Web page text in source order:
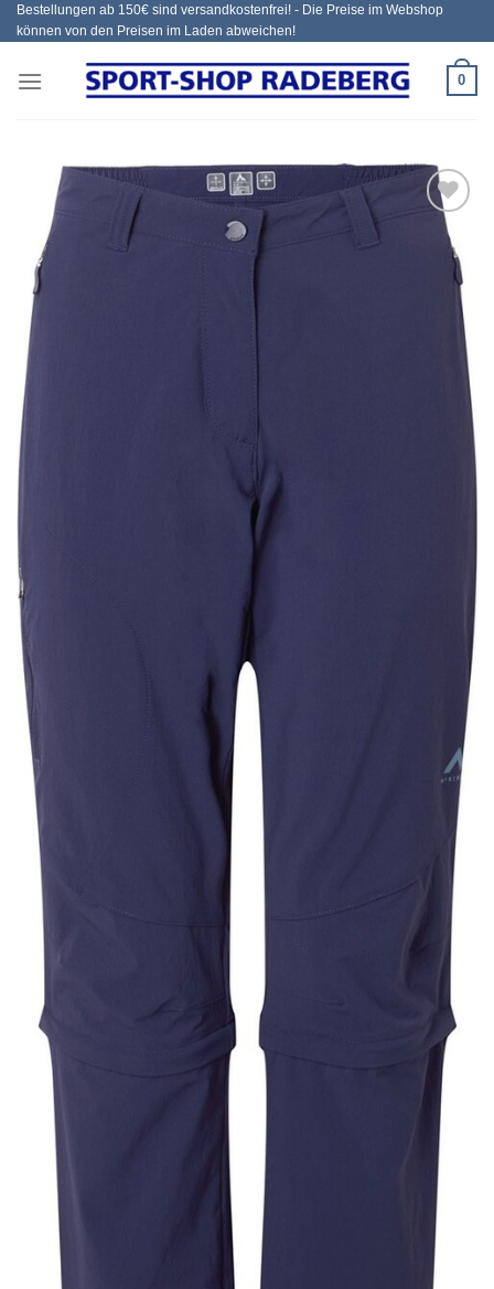
Zum
Inhalt
Bestellungen ab 150€ sind versandkostenfrei! - Die Preise im Webshop
können von den Preisen im Laden abweichen!
0
Add to
wishlist